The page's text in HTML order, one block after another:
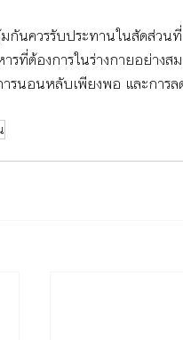
กันควรรับประทานในสัดส่ว
ารที่ต้องการในร่างกายอย่า
รนอนหลับเพียงพอ และการล